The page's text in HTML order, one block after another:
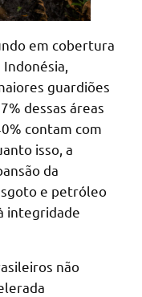
em cobertura
guardiões
dessas áreas
contam com
isso, a
da
e petróleo
integridade
não